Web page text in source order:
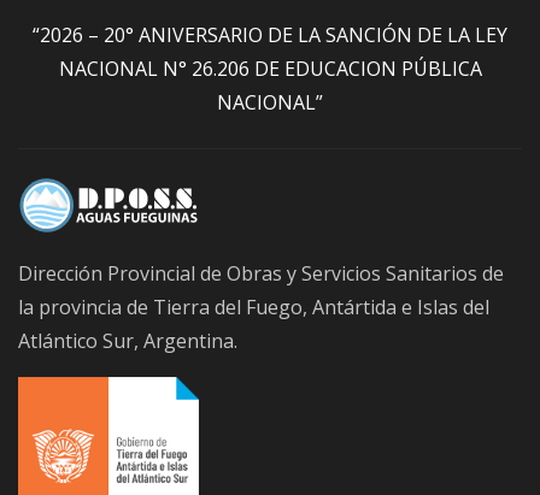
“2026 – 20° ANIVERSARIO DE LA SANCIÓN DE LA LEY
NACIONAL N° 26.206 DE EDUCACION PÚBLICA
NACIONAL”
Dirección Provincial de Obras y Servicios Sanitarios de
la provincia de Tierra del Fuego, Antártida e Islas del
Atlántico Sur, Argentina.